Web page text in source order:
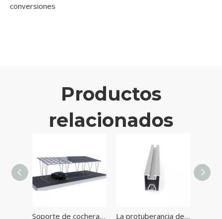
conversiones
Productos
relacionados
Soporte de cochera solar en forma de W de aluminio para instalar paneles solares fotovoltaicos La protuberancia de encargo de la aleación de aluminio perfila el carril para el sistema de montaje de la energía solar